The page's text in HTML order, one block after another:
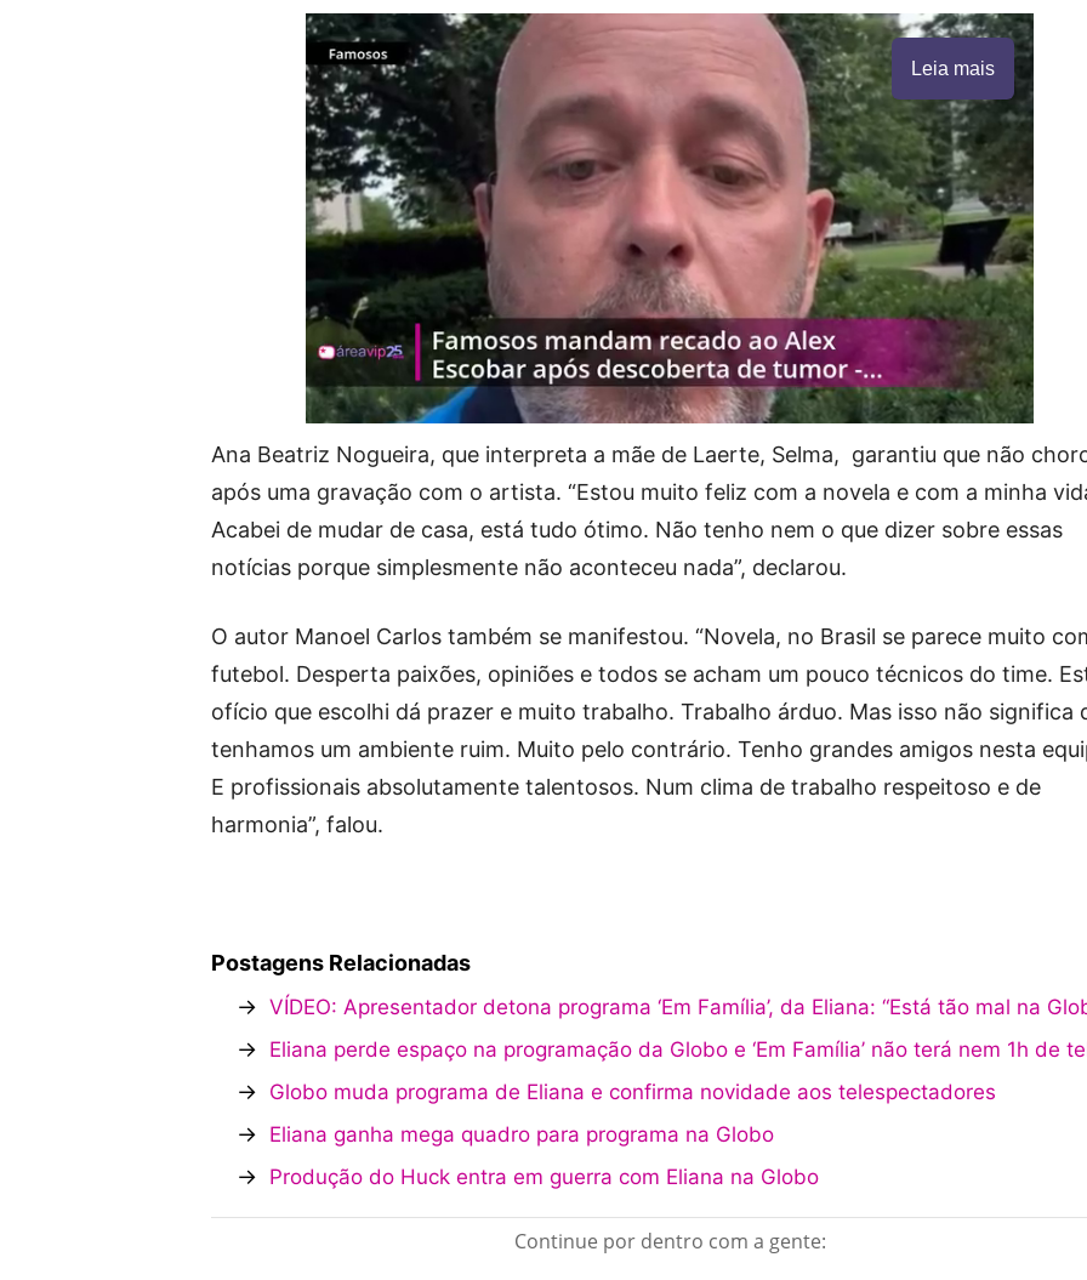
Leia mais
Ana Beatriz Nogueira, que interpreta a mãe de Laerte, Selma, garantiu que não
após uma gravação com o artista. “Estou muito feliz com a novela e com a minha
Acabei de mudar de casa, está tudo ótimo. Não tenho nem o que dizer sobre essas
notícias porque simplesmente não aconteceu nada”, declarou.
O autor Manoel Carlos também se manifestou. “Novela, no Brasil se parece muito
futebol. Desperta paixões, opiniões e todos se acham um pouco técnicos do time.
ofício que escolhi dá prazer e muito trabalho. Trabalho árduo. Mas isso não significa
tenhamos um ambiente ruim. Muito pelo contrário. Tenho grandes amigos nesta
E profissionais absolutamente talentosos. Num clima de trabalho respeitoso e de
harmonia”, falou.
Postagens Relacionadas
→ VÍDEO: Apresentador detona programa ‘Em Família’, da Eliana: “Está tão mal na
→ Eliana perde espaço na programação da Globo e ‘Em Família’ não terá nem 1h de
→ Globo muda programa de Eliana e confirma novidade aos telespectadores
→ Eliana ganha mega quadro para programa na Globo
→ Produção do Huck entra em guerra com Eliana na Globo
Continue por dentro com a gente: